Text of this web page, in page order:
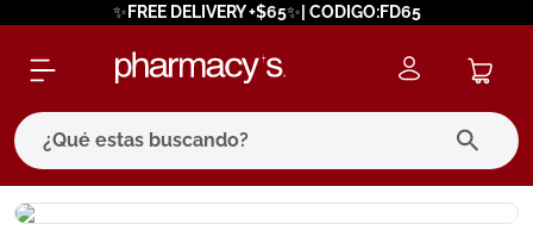
✨FREE DELIVERY +$65✨| CODIGO:FD65
¿Qué estas buscando?
términos más buscados